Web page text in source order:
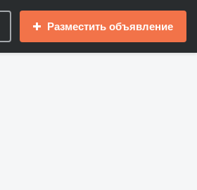
Разместить объявление